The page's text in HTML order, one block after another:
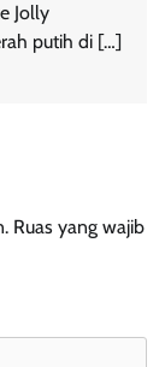
Jolly
putih di […]
Ruas yang wajib